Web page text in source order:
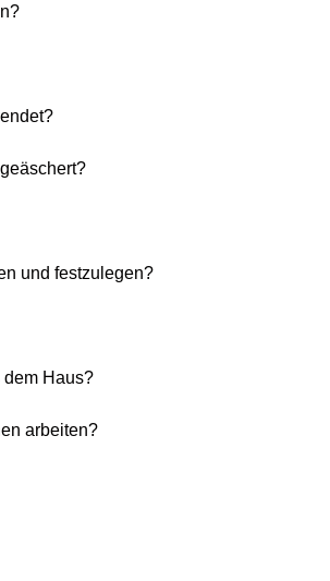
und festzulegen?
dem Haus?
arbeiten?